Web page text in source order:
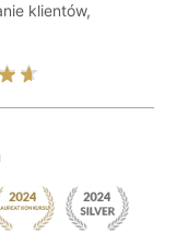
klientów,